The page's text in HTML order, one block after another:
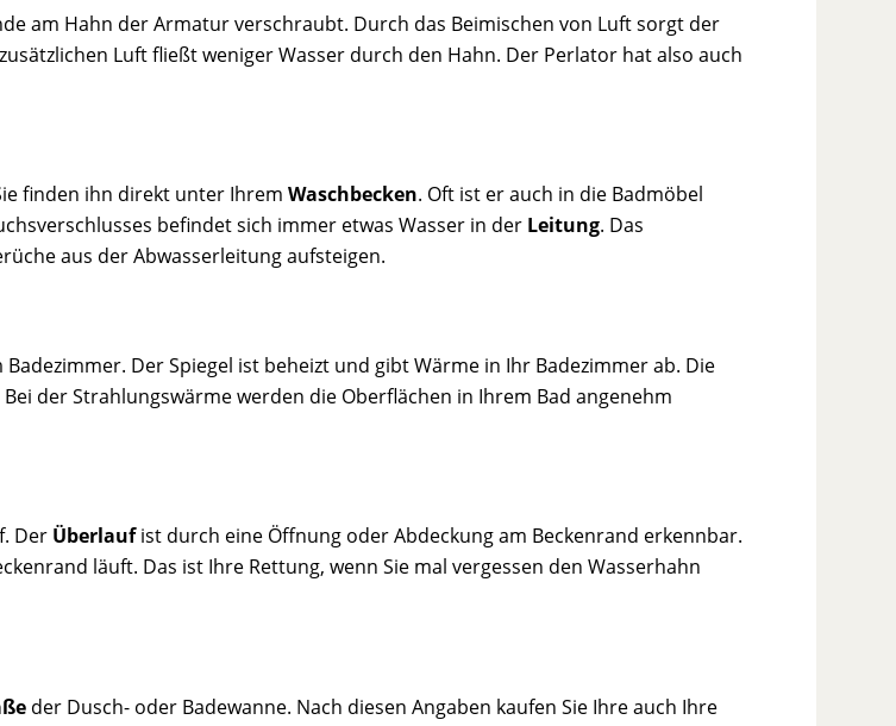
am Hahn der Armatur verschraubt. Durch das Beimischen von Luft sorgt der
Luft fließt weniger Wasser durch den Hahn. Der Perlator hat also auch
finden ihn direkt unter IhremWaschbecken. Oft ist er auch in die Badmöbel
befindet sich immer etwas Wasser in der Leitung. Das
aus der Abwasserleitung aufsteigen.
Der Spiegel ist beheizt und gibt Wärme in Ihr Badezimmer ab. Die
der Strahlungswärme werden die Oberflächen in Ihrem Bad angenehm
Der Überlaufist durch eine Öffnung oder Abdeckung am Beckenrand erkennbar.
läuft. Das ist Ihre Rettung, wenn Sie mal vergessen den Wasserhahn
der Dusch- oder Badewanne. Nach diesen Angaben kaufen Sie Ihre auch Ihre